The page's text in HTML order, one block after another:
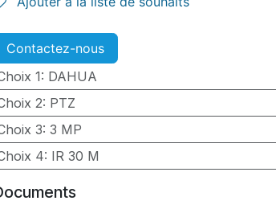
Contactez-nous
1: DAHUA
2: PTZ
3: 3 MP
4: IR 30 M